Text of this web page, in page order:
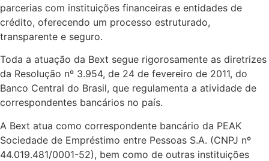
parcerias com instituições financeiras e entidades de
crédito, oferecendo um processo estruturado,
transparente e seguro.
Toda a atuação da Bext segue rigorosamente as diretrizes
da Resolução nº 3.954, de 24 de fevereiro de 2011, do
Banco Central do Brasil, que regulamenta a atividade de
correspondentes bancários no país.
A Bext atua como correspondente bancário da PEAK
Sociedade de Empréstimo entre Pessoas S.A. (CNPJ nº
44.019.481/0001-52), bem como de outras instituições